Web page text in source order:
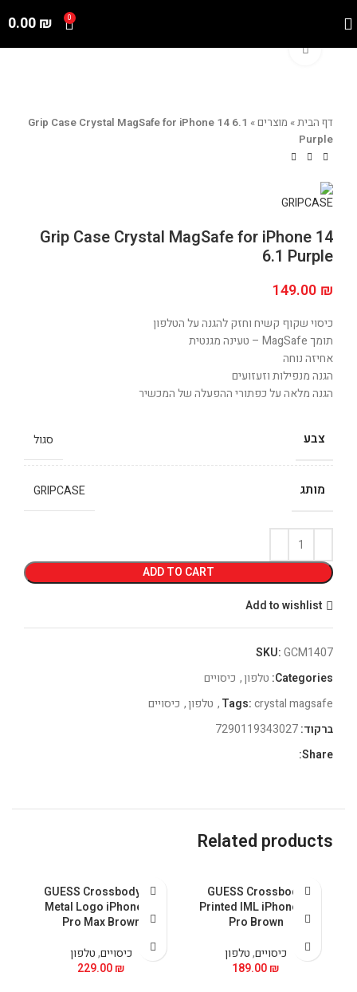
0
0.00₪
Click to enlarge
דף הבית» מוצרים»
Grip Case Crystal MagSafe for iPhone 14 6.1
Purple
Grip Case Crystal MagSafe for iPhone 14
6.1 Purple
149.00 ₪
כיסוי שקוף קשיח וחזק להגנה על הטלפון
תומך MagSafe – טעינה מגנטית
אחיזה נוחה
הגנה מנפילות וזעזועים
הגנה מלאה על כפתורי ההפעלה של המכשיר
צבע סגול
מותג GRIPCASE
ADD TO CART
Add to wishlist
SKU:GCM1407
Categories: טלפון, כיסויים
Tags:crystal magsafe
, טלפון, כיסויים
ברקוד:
Share:
Related products
GUESS Crossbody
Printed IML iPhone 15
Pro Brown
כיסויים,טלפון
189.00₪
GUESS Crossbody PU
Metal Logo iPhone 15
Pro Max Brown
כיסויים,טלפון
229.00₪